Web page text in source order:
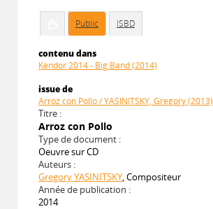
Public ISBD
contenu dans
Kendor 2014 - Big Band (2014)
issue de
Arroz con Pollo / YASINITSKY, Gregory (2013)
Titre :
Arroz con Pollo
Type de document :
Oeuvre sur CD
Auteurs :
Gregory YASINITSKY, Compositeur
Année de publication :
2014